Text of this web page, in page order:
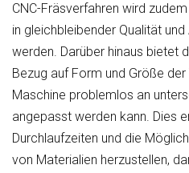
CNC-Fräsverfahren wird
in gleichbleibender Qualität
werden. Darüber hinaus bietet
Bezug auf Form und Größe
Maschine problemlos an
angepasst werden kann. Dies
Durchlaufzeiten und die
von Materialien herzustellen,